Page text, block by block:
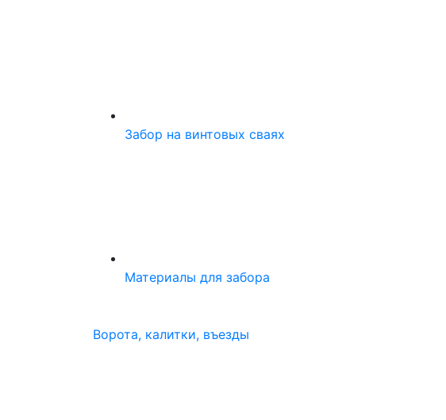
Забор на винтовых сваях
Материалы для забора
Ворота, калитки, въезды